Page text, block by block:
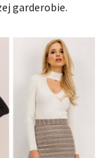
garderobie.